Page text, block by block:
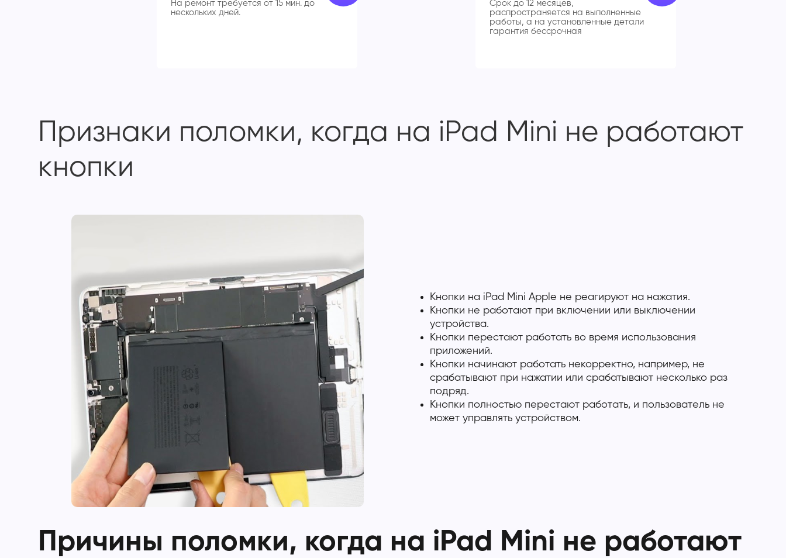
На ремонт требуется от 15 мин. до
нескольких дней.
Срок до 12 месяцев,
распространяется на выполненные
работы, а на установленные детали
гарантия бессрочная
Признаки поломки, когда на iPad Mini не работают
кнопки
Кнопки на iPad Mini Apple не реагируют на нажатия.
Кнопки не работают при включении или выключении
устройства.
Кнопки перестают работать во время использования
приложений.
Кнопки начинают работать некорректно, например, не
срабатывают при нажатии или срабатывают несколько раз
подряд.
Кнопки полностью перестают работать, и пользователь не
может управлять устройством.
Причины поломки, когда на iPad Mini не работают